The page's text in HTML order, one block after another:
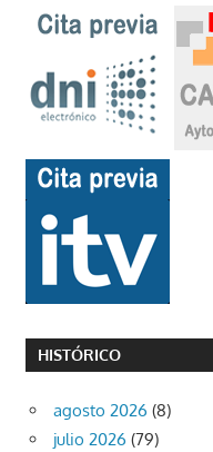
HISTÓRICO
agosto 2026 (8)
julio 2026 (79)